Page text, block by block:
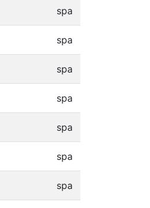
spa
spa
spa
spa
spa
spa
spa